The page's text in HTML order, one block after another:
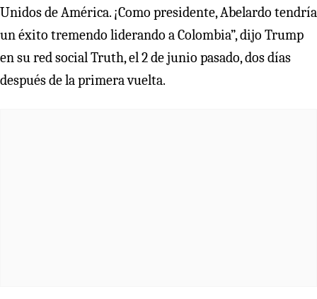
Unidos de América. ¡Como presidente, Abelardo tendría
un éxito tremendo liderando a Colombia”, dijo Trump
en su red social Truth, el 2 de junio pasado, dos días
después de la primera vuelta.